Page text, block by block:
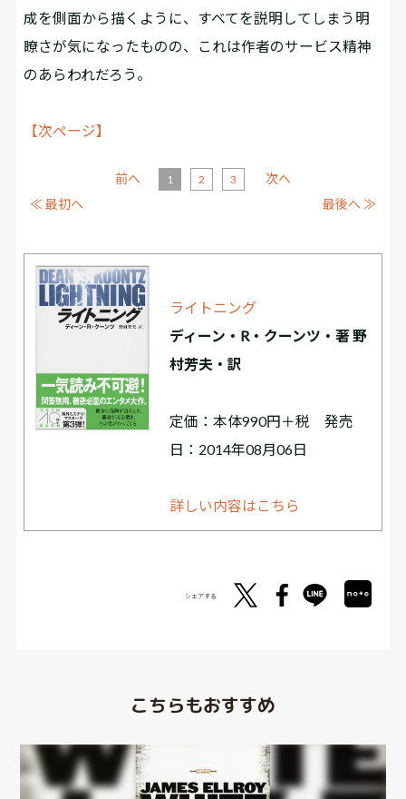
成を側面から描くように、すべてを説明してしまう明
瞭さが気になったものの、これは作者のサービス精神
のあらわれだろう。
【次ページ】
≪ 最初へ
前へ 1 2 3
次へ
最後へ ≫
ライトニング
ディーン・R・クーンツ・著 野
村芳夫・訳
定価：本体990円＋税 発売
日：2014年08月06日
詳しい内容はこちら
シェアする
こちらもおすすめ